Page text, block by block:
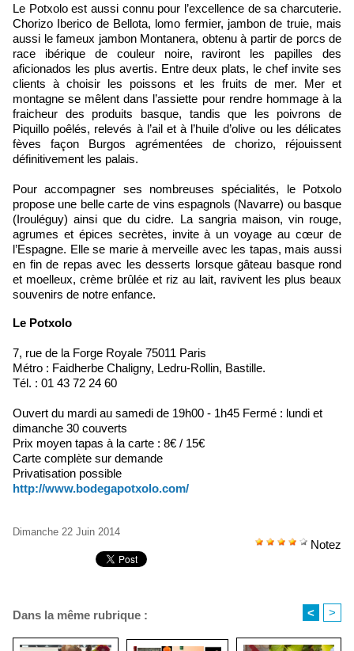
Le Potxolo est aussi connu pour l’excellence de sa charcuterie.
Chorizo Iberico de Bellota, lomo fermier, jambon de truie, mais
aussi le fameux jambon Montanera, obtenu à partir de porcs de
race ibérique de couleur noire, raviront les papilles des
aficionados les plus avertis. Entre deux plats, le chef invite ses
clients à choisir les poissons et les fruits de mer. Mer et
montagne se mêlent dans l’assiette pour rendre hommage à la
fraicheur des produits basque, tandis que les poivrons de
Piquillo poêlés, relevés à l’ail et à l’huile d’olive ou les délicates
fèves façon Burgos agrémentées de chorizo, réjouissent
définitivement les palais.
Pour accompagner ses nombreuses spécialités, le Potxolo
propose une belle carte de vins espagnols (Navarre) ou basque
(Irouléguy) ainsi que du cidre. La sangria maison, vin rouge,
agrumes et épices secrètes, invite à un voyage au cœur de
l’Espagne. Elle se marie à merveille avec les tapas, mais aussi
en fin de repas avec les desserts lorsque gâteau basque rond
et moelleux, crème brûlée et riz au lait, ravivent les plus beaux
souvenirs de notre enfance.
Le Potxolo
7, rue de la Forge Royale 75011 Paris
Métro : Faidherbe Chaligny, Ledru-Rollin, Bastille.
Tél. : 01 43 72 24 60
Ouvert du mardi au samedi de 19h00 - 1h45 Fermé : lundi et
dimanche 30 couverts
Prix moyen tapas à la carte : 8€ / 15€
Carte complète sur demande
Privatisation possible
http://www.bodegapotxolo.com/
Dimanche 22 Juin 2014
Notez
Dans la même rubrique : < >